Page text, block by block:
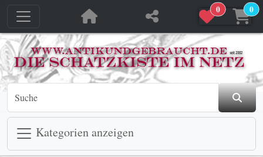
0 0
Kategorien anzeigen
jetzt in den Warenkorb
jetzt in den Warenkorb